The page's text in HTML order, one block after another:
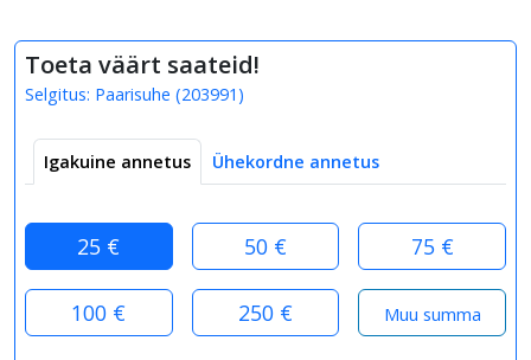
Toeta väärt saateid!
Selgitus: Paarisuhe (203991 )
Igakuine annetus Ühekordne annetus
25 € 50 € 75 €
100 € 250 €